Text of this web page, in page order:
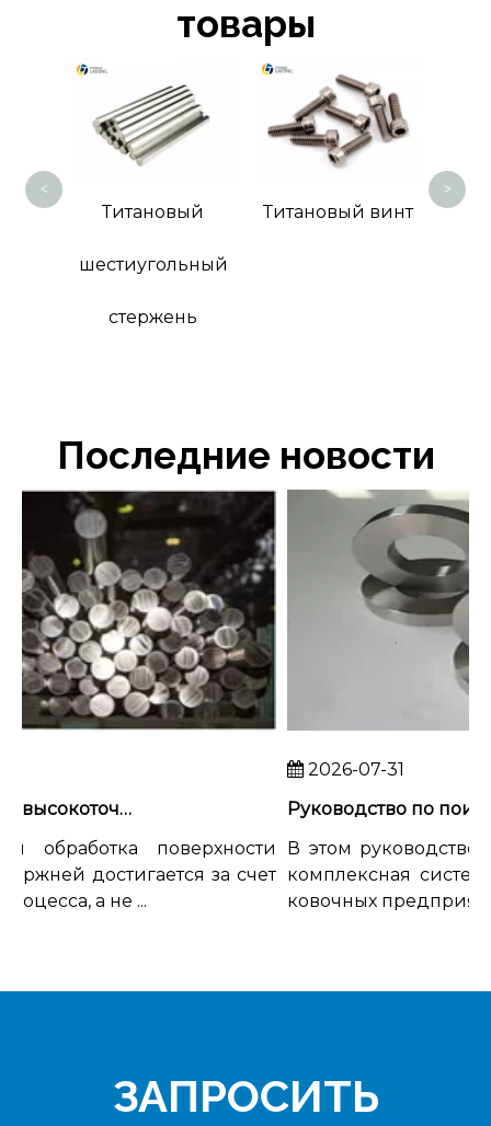
товары
Титановый винт
Титановая
< >
Последние новости
Как добиться высокоточной обработки поверхности титановых стержней
обработка поверхности
достигается за счет
а не ...
2026-07-31
В этом руководстве
комплексная система
ковочных предприятий,
ЗАПРОСИТЬ